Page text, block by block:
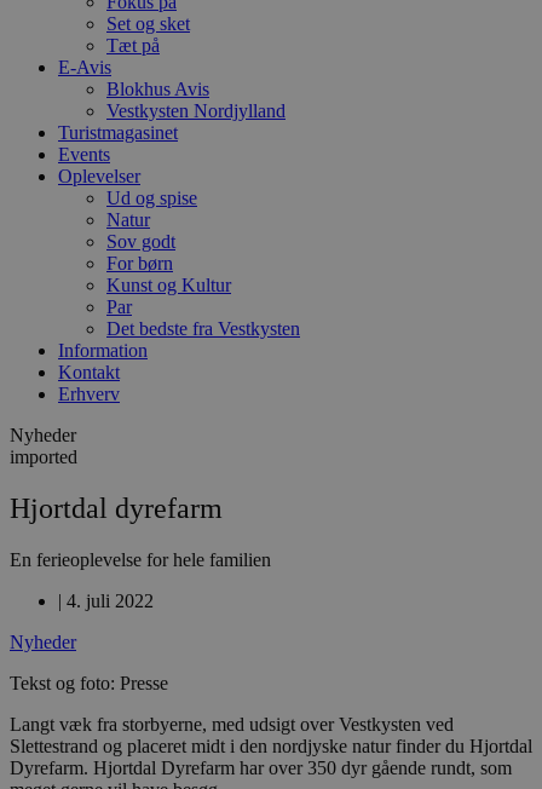
Set og sket
Tæt på
E-Avis
Blokhus Avis
Vestkysten Nordjylland
Turistmagasinet
Events
Oplevelser
Ud og spise
Natur
Sov godt
For børn
Kunst og Kultur
Par
Det bedste fra Vestkysten
Information
Kontakt
Erhverv
Nyheder
imported
Hjortdal dyrefarm
En ferieoplevelse for hele familien
| 4. juli 2022
Nyheder
Tekst og foto: Presse
Langt væk fra storbyerne, med udsigt over Vestkysten ved
Slettestrand og placeret midt i den nordjyske natur finder du Hjortdal
Dyrefarm. Hjortdal Dyrefarm har over 350 dyr gående rundt, som